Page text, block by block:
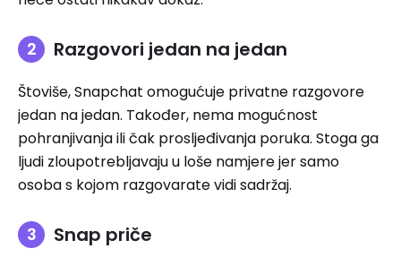
Razgovori jedan na jedan
Štoviše, Snapchat omogućuje privatne razgovore
jedan na jedan. Također, nema mogućnost
pohranjivanja ili čak prosljeđivanja poruka. Stoga ga
ljudi zloupotrebljavaju u loše namjere jer samo
osoba s kojom razgovarate vidi sadržaj.
Snap priče